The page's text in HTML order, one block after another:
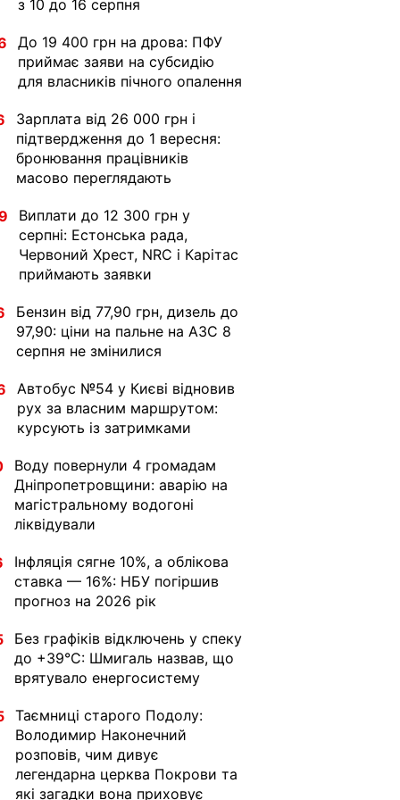
з 10 до 16 серпня
До 19 400 грн на дрова: ПФУ
приймає заяви на субсидію
для власників пічного опалення
Зарплата від 26 000 грн і
підтвердження до 1 вересня:
бронювання працівників
масово переглядають
Виплати до 12 300 грн у
серпні: Естонська рада,
Червоний Хрест, NRC і Карітас
приймають заявки
Бензин від 77,90 грн, дизель до
97,90: ціни на пальне на АЗС 8
серпня не змінилися
Автобус №54 у Києві відновив
рух за власним маршрутом:
курсують із затримками
Воду повернули 4 громадам
Дніпропетровщини: аварію на
магістральному водогоні
ліквідували
Інфляція сягне 10%, а облікова
ставка — 16%: НБУ погіршив
прогноз на 2026 рік
Без графіків відключень у спеку
до +39°C: Шмигаль назвав, що
врятувало енергосистему
Таємниці старого Подолу:
Володимир Наконечний
розповів, чим дивує
легендарна церква Покрови та
які загадки вона приховує